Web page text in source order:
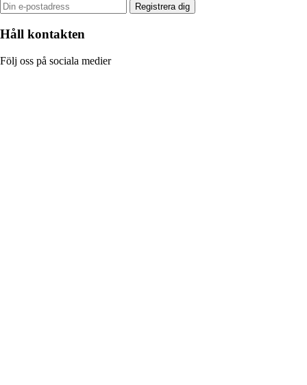
Registrera dig
Håll kontakten
Följ oss på sociala medier